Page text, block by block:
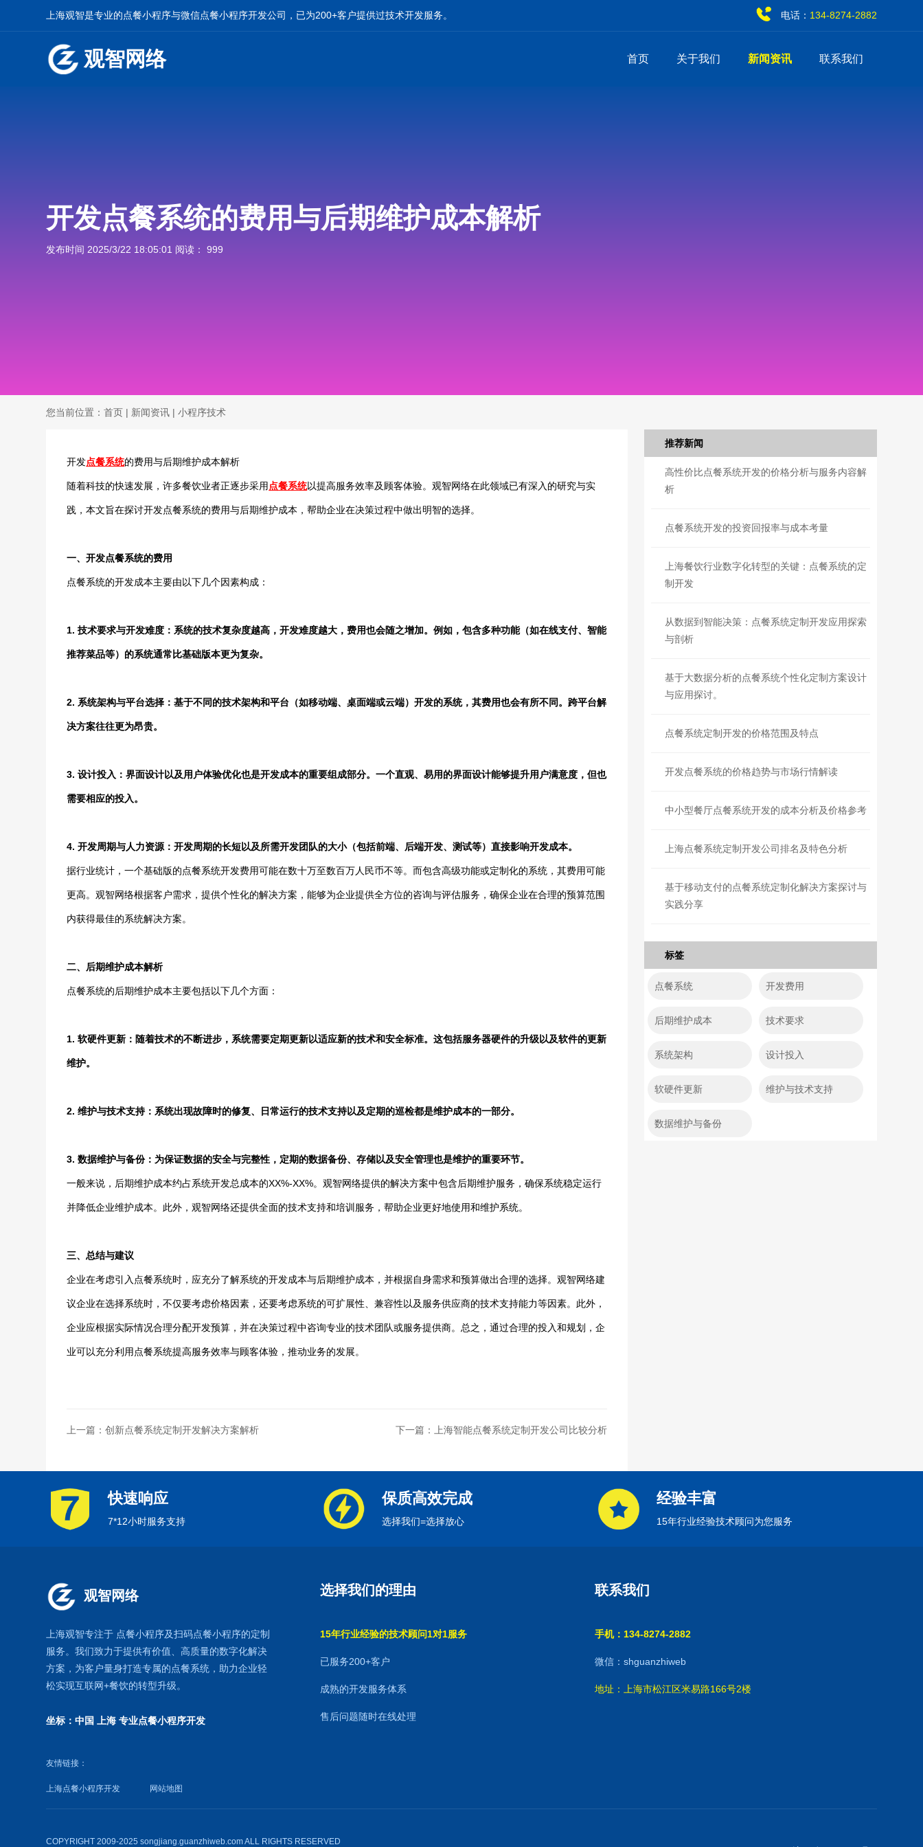
上海观智是专业的点餐小程序与微信点餐小程序开发公司，已为200+客户提供过技术开发服务。 134-8274-2882
电话：
观智网络 首页 关于我们 新闻资讯 联系我们
开发点餐系统的费用与后期维护成本解析
发布时间 2025/3/22 18:05:01 阅读： 999
您当前位置：首页 | 新闻资讯 | 小程序技术
开发点餐系统的费用与后期维护成本解析
随着科技的快速发展，许多餐饮业者正逐步采用 点餐系统以提高服务效率及顾客体验。观智网络在此领域已有深入的研究与实
践，本文旨在探讨开发点餐系统的费用与后期维护成本，帮助企业在决策过程中做出明智的选择。
一、开发点餐系统的费用
点餐系统的开发成本主要由以下几个因素构成：
1. 技术要求与开发难度：系统的技术复杂度越高，开发难度越大，费用也会随之增加。例如，包含多种功能（如在线支付、智能
推荐菜品等）的系统通常比基础版本更为复杂。
2. 系统架构与平台选择：基于不同的技术架构和平台（如移动端、桌面端或云端）开发的系统，其费用也会有所不同。跨平台解
决方案往往更为昂贵。
3. 设计投入：界面设计以及用户体验优化也是开发成本的重要组成部分。一个直观、易用的界面设计能够提升用户满意度，但也
需要相应的投入。
4. 开发周期与人力资源：开发周期的长短以及所需开发团队的大小（包括前端、后端开发、测试等）直接影响开发成本。
据行业统计，一个基础版的点餐系统开发费用可能在数十万至数百万人民币不等。而包含高级功能或定制化的系统，其费用可能
更高。观智网络根据客户需求，提供个性化的解决方案，能够为企业提供全方位的咨询与评估服务，确保企业在合理的预算范围
内获得最佳的系统解决方案。
二、后期维护成本解析
点餐系统的后期维护成本主要包括以下几个方面：
1. 软硬件更新：随着技术的不断进步，系统需要定期更新以适应新的技术和安全标准。这包括服务器硬件的升级以及软件的更新
维护。
2. 维护与技术支持：系统出现故障时的修复、日常运行的技术支持以及定期的巡检都是维护成本的一部分。
3. 数据维护与备份：为保证数据的安全与完整性，定期的数据备份、存储以及安全管理也是维护的重要环节。
一般来说，后期维护成本约占系统开发总成本的XX%-XX%。观智网络提供的解决方案中包含后期维护服务，确保系统稳定运行
并降低企业维护成本。此外，观智网络还提供全面的技术支持和培训服务，帮助企业更好地使用和维护系统。
三、总结与建议
企业在考虑引入点餐系统时，应充分了解系统的开发成本与后期维护成本，并根据自身需求和预算做出合理的选择。观智网络建
议企业在选择系统时，不仅要考虑价格因素，还要考虑系统的可扩展性、兼容性以及服务供应商的技术支持能力等因素。此外，
企业应根据实际情况合理分配开发预算，并在决策过程中咨询专业的技术团队或服务提供商。总之，通过合理的投入和规划，企
业可以充分利用点餐系统提高服务效率与顾客体验，推动业务的发展。
上一篇：创新点餐系统定制开发解决方案解析 下一篇：上海智能点餐系统定制开发公司比较分析
推荐新闻
高性价比点餐系统开发的价格分析与服务内容解
析
点餐系统开发的投资回报率与成本考量
上海餐饮行业数字化转型的关键：点餐系统的定
制开发
从数据到智能决策：点餐系统定制开发应用探索
与剖析
基于大数据分析的点餐系统个性化定制方案设计
与应用探讨。
点餐系统定制开发的价格范围及特点
开发点餐系统的价格趋势与市场行情解读
中小型餐厅点餐系统开发的成本分析及价格参考
上海点餐系统定制开发公司排名及特色分析
基于移动支付的点餐系统定制化解决方案探讨与
实践分享
标签
点餐系统 开发费用
后期维护成本 技术要求
系统架构 设计投入
软硬件更新 维护与技术支持
数据维护与备份
快速响应
7*12小时服务支持
保质高效完成
选择我们=选择放心
经验丰富
15年行业经验技术顾问为您服务
观智网络
上海观智专注于 点餐小程序及扫码点餐小程序的定制
服务。我们致力于提供有价值、高质量的数字化解决
方案，为客户量身打造专属的点餐系统 ，助力企业轻
松实现互联网+餐饮的转型升级。
坐标：中国 上海专业点餐小程序开发
选择我们的理由
15年行业经验的技术顾问1对1服务
已服务200+客户
成熟的开发服务体系
售后问题随时在线处理
联系我们
手机：134-8274-2882
微信：shguanzhiweb
地址：上海市松江区米易路166号2楼
友情链接：
上海点餐小程序开发 网站地图
COPYRIGHT 2009-2025 songjiang.guanzhiweb.com ALL RIGHTS RESERVED